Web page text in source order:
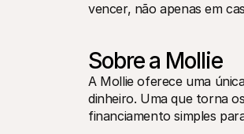
vencer, não apenas em
Sobre a Mollie
A Mollie oferece uma
dinheiro. Uma que torna
financiamento simples